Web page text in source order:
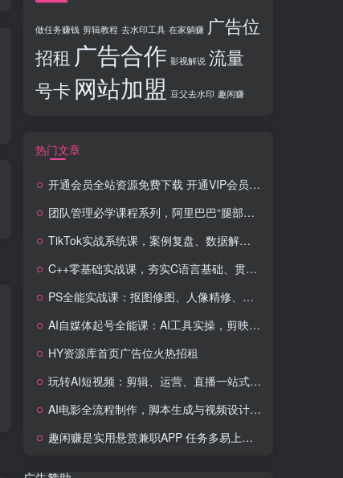
2025出海新机遇(社媒+独立站),海外新机遇,实现独立站的高效运营与出海 室内外AI设计课,一站式覆盖建筑,室内,景观,平面,展陈五大热门品类,解锁设计行业的全新可能
做任务赚钱 剪辑教程 去水印工具 在家躺赚 广告位
招租 广告合作 影视解说 流量
号卡 网站加盟 豆父去水印 趣闲赚
热门文章
开通会员全站资源免费下载 开通VIP会员 HY资源库
团队管理必学课程系列，阿里巴巴“腿部三板斧”
TikTok实战系统课，案例复盘、数据解析、运营执行，从0到1构建千万级电商体系（更新）
C++零基础实战课，夯实C语言基础、贯穿游戏项目、掌握开发思维，学成可挑战月薪15K+岗位
PS全能实战课：抠图修图、人像精修、电商美工，0基础变身设计达人
AI自媒体起号全能课：AI工具实操，剪映技巧，多平台带货，0基础快速变现
HY资源库首页广告位火热招租
玩转AI短视频：剪辑、运营、直播一站式教学，轻松打造流量神话
AI电影全流程制作，脚本生成与视频设计，配音配乐一体化解决方案
趣闲赚是实用悬赏兼职APP 任务多易上手 能提现还可邀友分成